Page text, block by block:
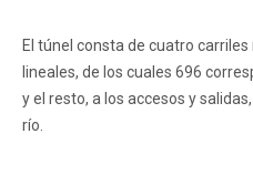
El túnel consta de cuatro
lineales, de los cuales 696
y el resto, a los accesos y
río.